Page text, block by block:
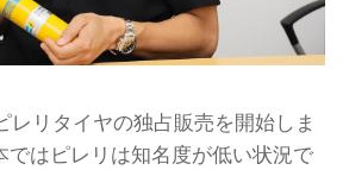
レリタイヤの独占販売を開始しま
ではピレリは知名度が低い状況で